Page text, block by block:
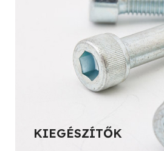
KIEGÉSZÍTŐK